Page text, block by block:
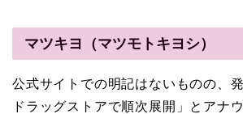
マツキヨ（マツモトキヨシ）
公式サイトでの明記はないものの、
ドラッグストアで順次展開」とアナ